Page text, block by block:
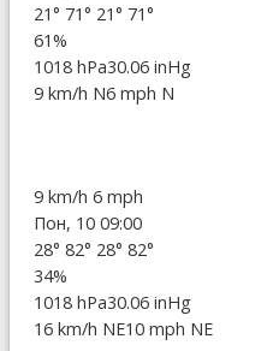
21° 71° 21° 71°
61%
1018 hPa30.06 inHg
9 km/h N6 mph N
9 km/h 6 mph
Пон, 10 09:00
28° 82° 28° 82°
34%
1018 hPa30.06 inHg
16 km/h NE10 mph NE